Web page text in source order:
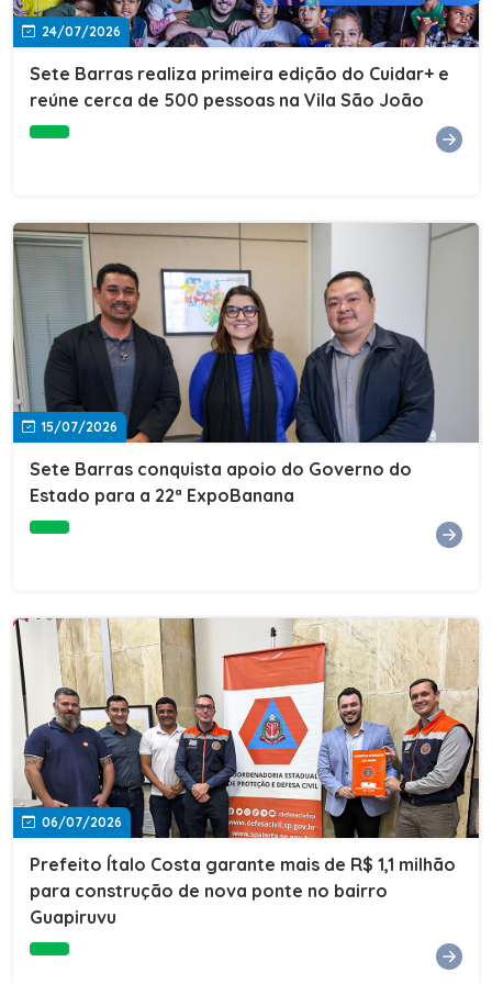
24/07/2026
Sete Barras realiza primeira edição do Cuidar+ e
reúne cerca de 500 pessoas na Vila São João
15/07/2026
Sete Barras conquista apoio do Governo do
Estado para a 22ª ExpoBanana
06/07/2026
Prefeito Ítalo Costa garante mais de R$ 1,1 milhão
para construção de nova ponte no bairro
Guapiruvu